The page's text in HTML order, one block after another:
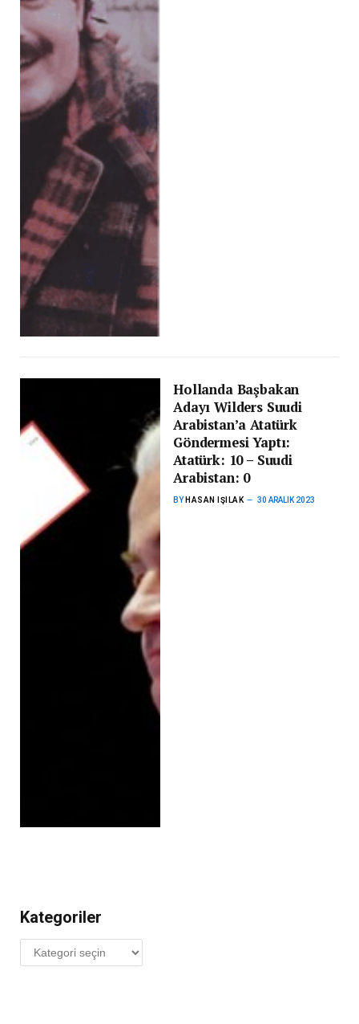
Hollanda Başbakan
Adayı Wilders Suudi
Arabistan’a Atatürk
Göndermesi Yaptı:
Atatürk: 10 – Suudi
Arabistan: 0
BY HASAN IŞILAK 30 ARALIK 2023
Kategoriler
Kategoriler